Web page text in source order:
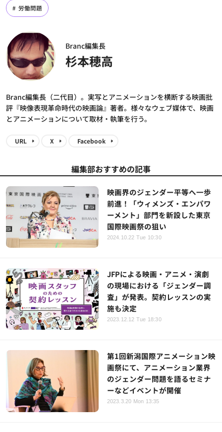
労働問題
Branc編集長
杉本穂高
Branc編集長（二代目）。実写とアニメーションを横断する映画批
評『映像表現革命時代の映画論』著者。様々なウェブ媒体で、映画
とアニメーションについて取材・執筆を行う。
URL X Facebook
編集部おすすめの記事
映画界のジェンダー平等へ一歩
前進！「ウィメンズ・エンパワ
ーメント」部門を新設した東京
国際映画祭の狙い
2024.10.22 Tue 10:30
JFPによる映画・アニメ・演劇
の現場における「ジェンダー調
査」が発表。契約レッスンの実
施も決定
2023.12.12 Tue 18:30
第1回新潟国際アニメーション映
画祭にて、アニメーション業界
のジェンダー問題を語るセミナ
ーなどイベントが開催
2023.3.20 Mon 13:35